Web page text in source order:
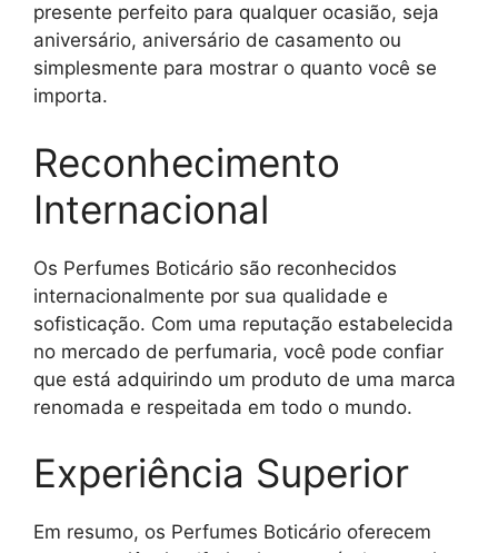
presente perfeito para qualquer ocasião, seja
aniversário, aniversário de casamento ou
simplesmente para mostrar o quanto você se
importa.
Reconhecimento
Internacional
Os Perfumes Boticário são reconhecidos
internacionalmente por sua qualidade e
sofisticação. Com uma reputação estabelecida
no mercado de perfumaria, você pode confiar
que está adquirindo um produto de uma marca
renomada e respeitada em todo o mundo.
Experiência Superior
Em resumo, os Perfumes Boticário oferecem